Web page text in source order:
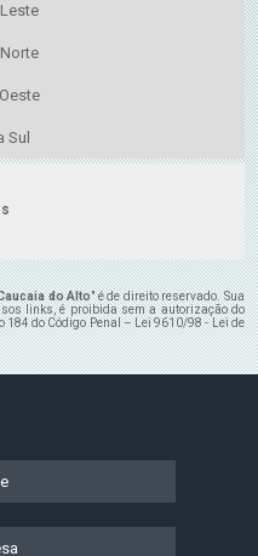
Sul
do Alto" é de direito reservado. Sua
links, é proibida sem a autorização do
184 do Código Penal –Lei 9610/98 - Lei de